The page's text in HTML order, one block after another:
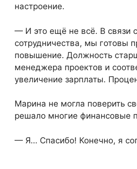
настроение.
— И это ещё не всё. В связи
сотрудничества, мы готовы
повышение. Должность
менеджера проектов и
увеличение зарплаты.
Марина не могла поверить
решало многие финансовые
— Я… Спасибо! Конечно, я